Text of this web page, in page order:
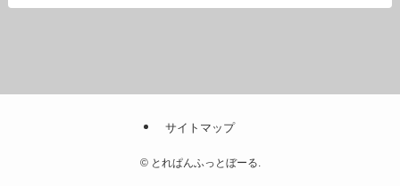
カ
サイトマップ
©とれぱんふっとぼーる.